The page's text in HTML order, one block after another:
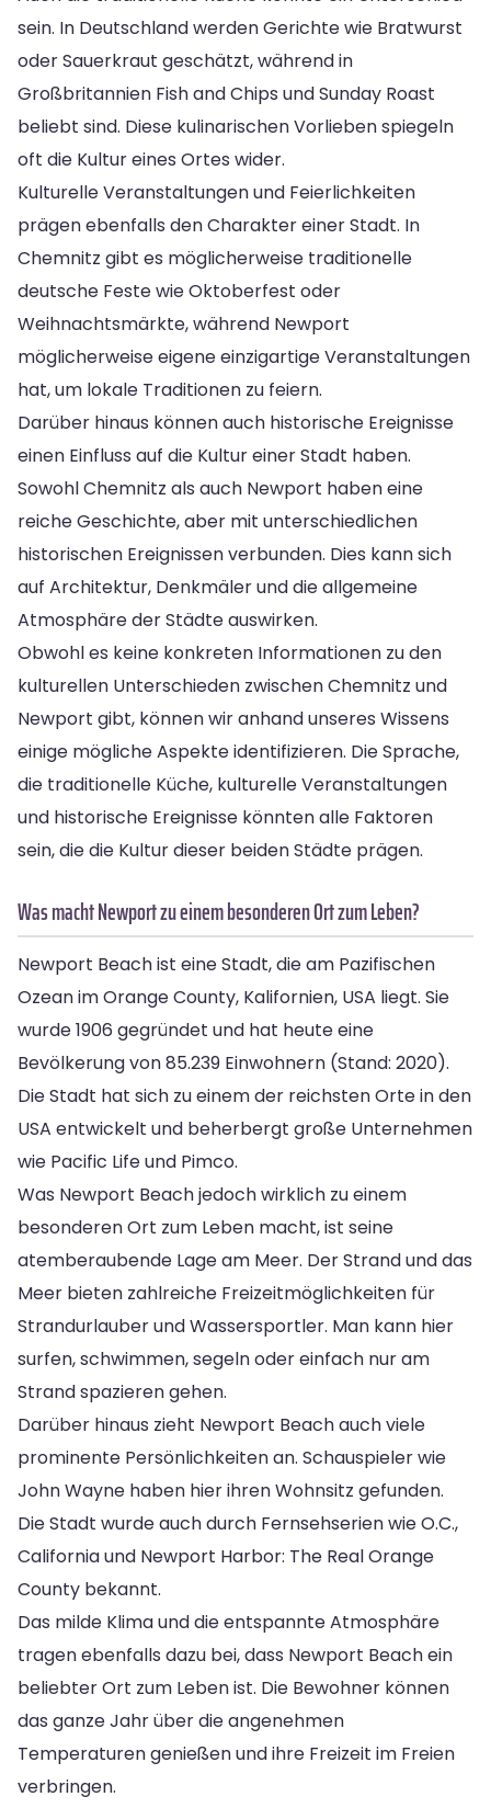
sein. In Deutschland werden Gerichte wie Bratwurst
oder Sauerkraut geschätzt, während in
Großbritannien Fish and Chips und Sunday Roast
beliebt sind. Diese kulinarischen Vorlieben spiegeln
oft die Kultur eines Ortes wider.
Kulturelle Veranstaltungen und Feierlichkeiten
prägen ebenfalls den Charakter einer Stadt. In
Chemnitz gibt es möglicherweise traditionelle
deutsche Feste wie Oktoberfest oder
Weihnachtsmärkte, während Newport
möglicherweise eigene einzigartige Veranstaltungen
hat, um lokale Traditionen zu feiern.
Darüber hinaus können auch historische Ereignisse
einen Einfluss auf die Kultur einer Stadt haben.
Sowohl Chemnitz als auch Newport haben eine
reiche Geschichte, aber mit unterschiedlichen
historischen Ereignissen verbunden. Dies kann sich
auf Architektur, Denkmäler und die allgemeine
Atmosphäre der Städte auswirken.
Obwohl es keine konkreten Informationen zu den
kulturellen Unterschieden zwischen Chemnitz und
Newport gibt, können wir anhand unseres Wissens
einige mögliche Aspekte identifizieren. Die Sprache,
die traditionelle Küche, kulturelle Veranstaltungen
und historische Ereignisse könnten alle Faktoren
sein, die die Kultur dieser beiden Städte prägen.
Was macht Newport zu einem besonderen Ort zum Leben?
Newport Beach ist eine Stadt, die am Pazifischen
Ozean im Orange County, Kalifornien, USA liegt. Sie
wurde 1906 gegründet und hat heute eine
Bevölkerung von 85.239 Einwohnern (Stand: 2020).
Die Stadt hat sich zu einem der reichsten Orte in den
USA entwickelt und beherbergt große Unternehmen
wie Pacific Life und Pimco.
Was Newport Beach jedoch wirklich zu einem
besonderen Ort zum Leben macht, ist seine
atemberaubende Lage am Meer. Der Strand und das
Meer bieten zahlreiche Freizeitmöglichkeiten für
Strandurlauber und Wassersportler. Man kann hier
surfen, schwimmen, segeln oder einfach nur am
Strand spazieren gehen.
Darüber hinaus zieht Newport Beach auch viele
prominente Persönlichkeiten an. Schauspieler wie
John Wayne haben hier ihren Wohnsitz gefunden.
Die Stadt wurde auch durch Fernsehserien wie O.C.,
California und Newport Harbor: The Real Orange
County bekannt.
Das milde Klima und die entspannte Atmosphäre
tragen ebenfalls dazu bei, dass Newport Beach ein
beliebter Ort zum Leben ist. Die Bewohner können
das ganze Jahr über die angenehmen
Temperaturen genießen und ihre Freizeit im Freien
verbringen.